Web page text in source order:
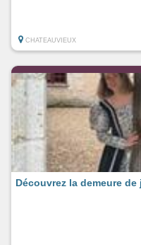
CHATEAUVIEUX
Découvrez la demeure